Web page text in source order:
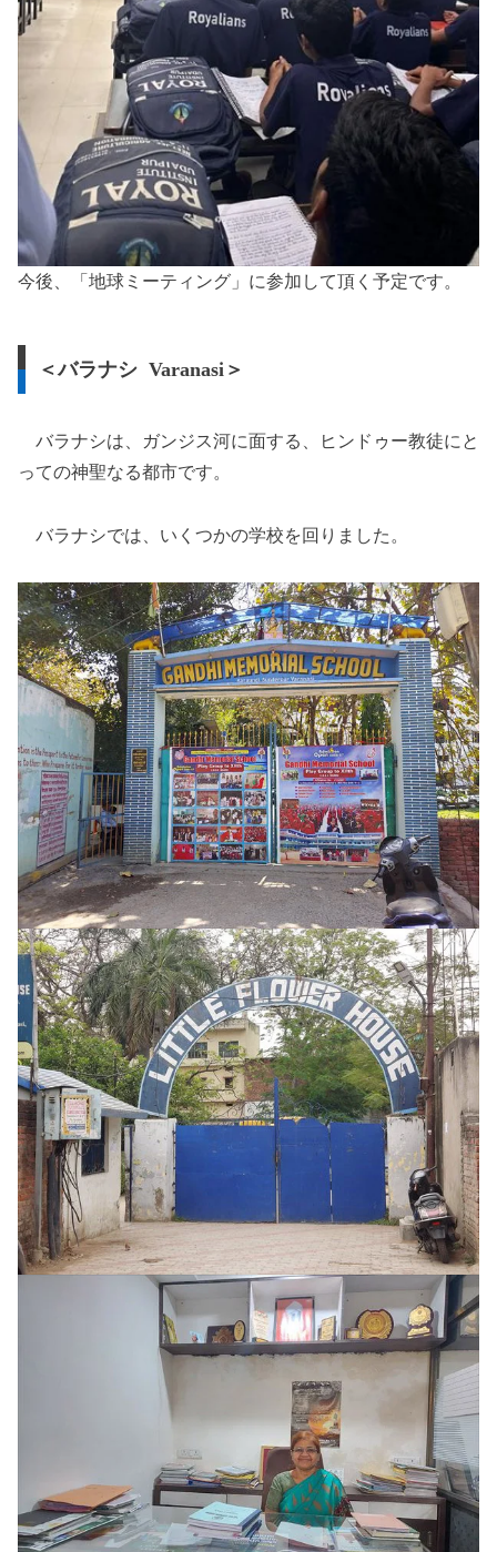
今後、「地球ミーティング」に参加して頂く予定です。
＜バラナシ Varanasi＞
バラナシは、ガンジス河に面する、ヒンドゥー教徒にと
っての神聖なる都市です。
バラナシでは、いくつかの学校を回りました。